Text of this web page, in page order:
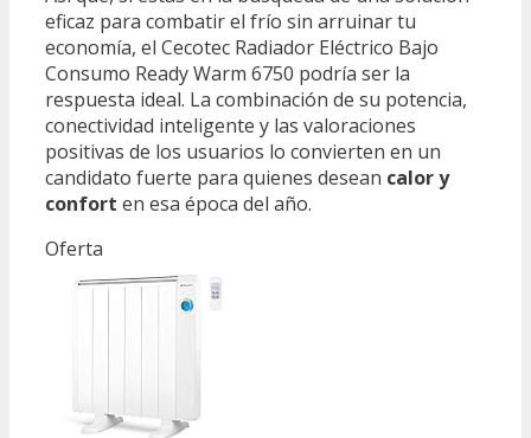
eficaz para combatir el frío sin arruinar tu
economía, el Cecotec Radiador Eléctrico Bajo
Consumo Ready Warm 6750 podría ser la
respuesta ideal. La combinación de su potencia,
conectividad inteligente y las valoraciones
positivas de los usuarios lo convierten en un
candidato fuerte para quienes desean calor y
confort en esa época del año.
Oferta